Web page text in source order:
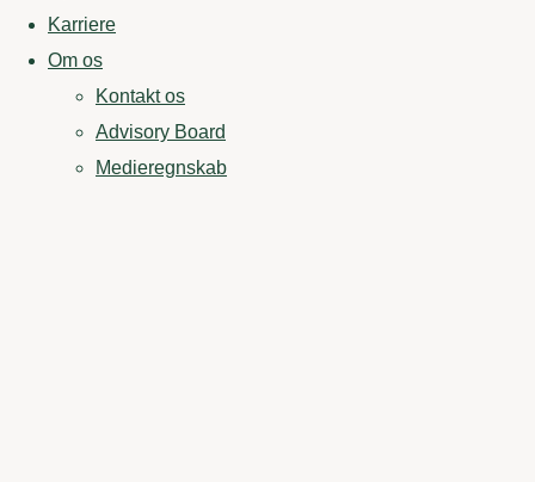
Karriere
Om os
Kontakt os
Advisory Board
Medieregnskab